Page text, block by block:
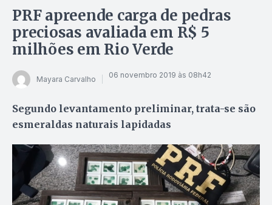
PRF apreende carga de pedras
preciosas avaliada em R$ 5
milhões em Rio Verde
Mayara Carvalho 06 novembro 2019 às 08h42
Segundo levantamento preliminar, trata-se são
esmeraldas naturais lapidadas